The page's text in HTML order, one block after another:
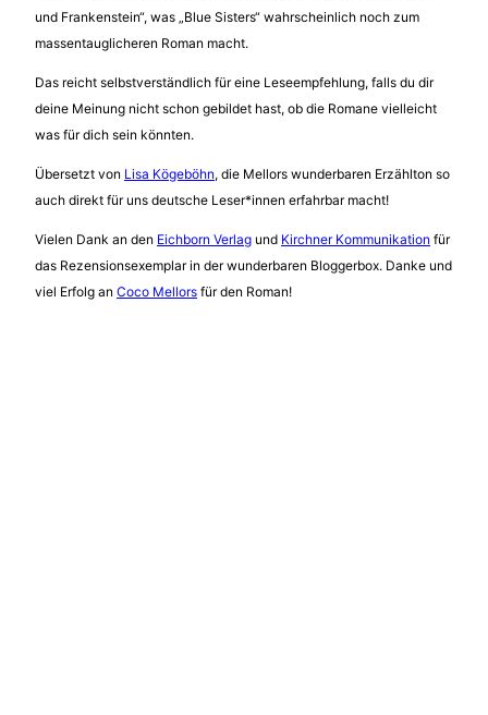
und Frankenstein“, was „Blue Sisters“ wahrscheinlich noch zum
massentauglicheren Roman macht.
Das reicht selbstverständlich für eine Leseempfehlung, falls du dir
deine Meinung nicht schon gebildet hast, ob die Romane vielleicht
was für dich sein könnten.
Übersetzt von Lisa Kögeböhn, die Mellors wunderbaren Erzählton so
auch direkt für uns deutsche Leser*innen erfahrbar macht!
Vielen Dank an den Eichborn Verlag und Kirchner Kommunikation für
das Rezensionsexemplar in der wunderbaren Bloggerbox. Danke und
viel Erfolg an Coco Mellors für den Roman!